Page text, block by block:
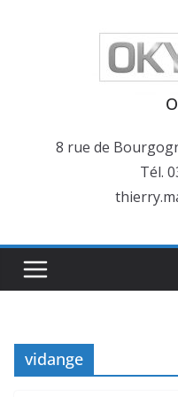
8 rue de
Tél.
vidange